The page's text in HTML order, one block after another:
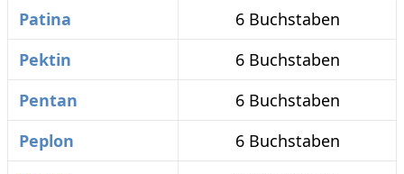
Patina
6 Buchstaben
Pektin
6 Buchstaben
Pentan
6 Buchstaben
Peplon
6 Buchstaben